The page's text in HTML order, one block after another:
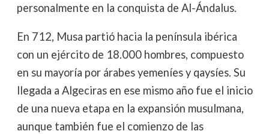
personalmente en la conquista de Al-Ándalus.
En 712, Musa partió hacia la península ibérica
con un ejército de 18.000 hombres, compuesto
en su mayoría por árabes yemeníes y qaysíes. Su
llegada a Algeciras en ese mismo año fue el inicio
de una nueva etapa en la expansión musulmana,
aunque también fue el comienzo de las